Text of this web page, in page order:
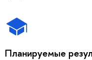
Планируемые